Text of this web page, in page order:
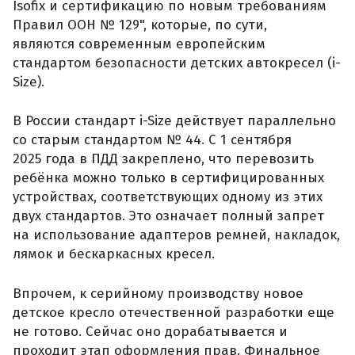
Isofix и сертификацию по новым требованиям
Правил ООН № 129", которые, по сути,
являются современным европейским
стандартом безопасности детских автокресел (i-
Size).
В России стандарт i-Size действует параллельно
со старым стандартом № 44. С 1 сентября
2025 года в ПДД закреплено, что перевозить
ребёнка можно только в сертифицированных
устройствах, соответствующих одному из этих
двух стандартов. Это означает полный запрет
на использование адаптеров ремней, накладок,
лямок и бескаркасных кресел.
Впрочем, к серийному производству новое
детское кресло отечественной разработки еще
не готово. Сейчас оно дорабатывается и
проходит этап оформления прав. Финальное